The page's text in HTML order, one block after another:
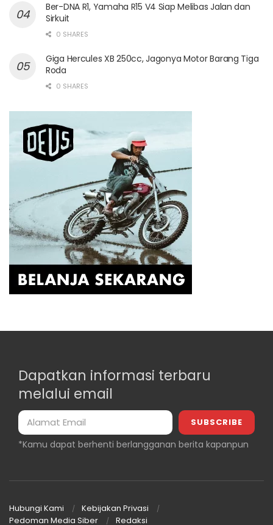
Ber-DNA R1, Yamaha R15 V4 Siap Melibas Jalan dan
Sirkuit
0 SHARES
Giga Hercules XB 250cc, Jagonya Motor Barang Tiga
Roda
0 SHARES
Dapatkan informasi terbaru
melalui email
*Kamu dapat berhenti berlangganan berita kapanpun
Hubungi Kami
Kebijakan Privasi
Pedoman Media Siber
Redaksi